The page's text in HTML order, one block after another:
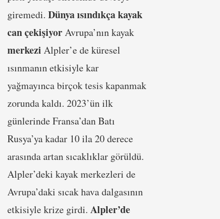
giremedi. Dünya ısındıkça kayak
can çekişiyorAvrupa’nın kayak
merkezi Alpler’e de küresel
ısınmanın etkisiyle kar
yağmayınca birçok tesis kapanmak
zorunda kaldı. 2023’ün ilk
günlerinde Fransa’dan Batı
Rusya’ya kadar 10 ila 20 derece
arasında artan sıcaklıklar görüldü.
Alpler’deki kayak merkezleri de
Avrupa’daki sıcak hava dalgasının
etkisiyle krize girdi. Alpler’de